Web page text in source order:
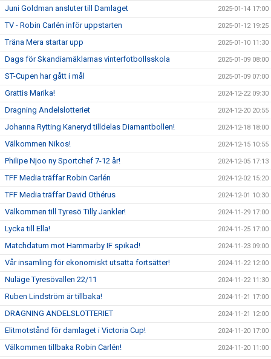
Juni Goldman ansluter till Damlaget 2025-01-14 17:00
TV - Robin Carlén inför uppstarten 2025-01-12 19:25
Träna Mera startar upp 2025-01-10 11:30
Dags för Skandiamäklarnas vinterfotbollsskola 2025-01-09 08:00
ST-Cupen har gått i mål 2025-01-09 07:00
Grattis Marika! 2024-12-22 09:30
Dragning Andelslotteriet 2024-12-20 20:55
Johanna Rytting Kaneryd tilldelas Diamantbollen! 2024-12-18 18:00
Välkommen Nikos! 2024-12-15 10:55
Philipe Njoo ny Sportchef 7-12 år! 2024-12-05 17:13
TFF Media träffar Robin Carlén 2024-12-02 15:20
TFF Media träffar David Othérus 2024-12-01 10:30
Välkommen till Tyresö Tilly Jankler! 2024-11-29 17:00
Lycka till Ella! 2024-11-25 17:00
Matchdatum mot Hammarby IF spikad! 2024-11-23 09:00
Vår insamling för ekonomiskt utsatta fortsätter! 2024-11-22 12:00
Nuläge Tyresövallen 22/11 2024-11-22 11:30
Ruben Lindström är tillbaka! 2024-11-21 17:00
DRAGNING ANDELSLOTTERIET 2024-11-21 12:00
Elitmotstånd för damlaget i Victoria Cup! 2024-11-20 17:00
Välkommen tillbaka Robin Carlén! 2024-11-20 11:00